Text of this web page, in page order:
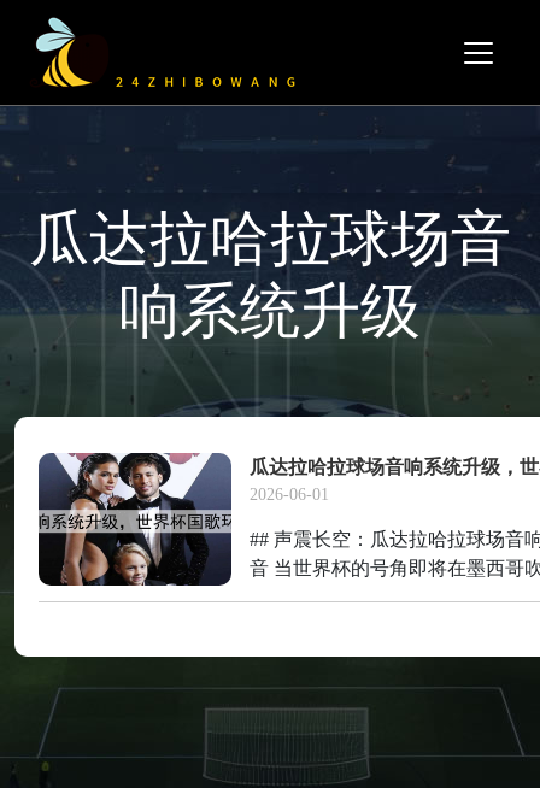
瓜达拉哈拉球场音
响系统升级
瓜达拉哈拉球场音响系统升级，
2026-06-01
## 声震长空：瓜达拉哈拉球场音
音 当世界杯的号角即将在墨西哥
场正悄然进行着一场“听觉革命”